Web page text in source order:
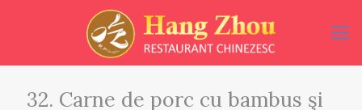
32. Carne de porc cu bambus şi